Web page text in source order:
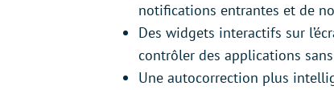
notifications entrantes et de
Des widgets interactifs sur
contrôler des applications
Une autocorrection plus